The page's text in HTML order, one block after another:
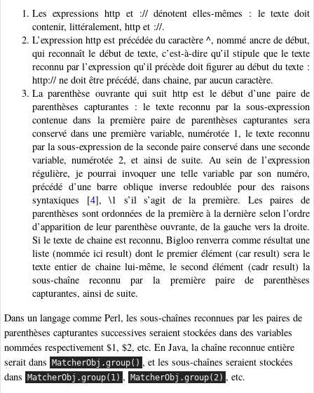
Les expressions http et :// dénotent elles-mêmes : le texte doit
contenir, littéralement, http et ://.
L’expression http est précédée du caractère ^, nommé ancre de début,
qui reconnaît le début de texte, c’est-à-dire qu’il stipule que le texte
reconnu par l’expression qu’il précède doit figurer au début du texte :
http:// ne doit être précédé, dans chaine, par aucun caractère.
La parenthèse ouvrante qui suit http est le début d’une paire de
parenthèses capturantes : le texte reconnu par la sous-expression
contenue dans la première paire de parenthèses capturantes sera
conservé dans une première variable, numérotée 1, le texte reconnu
par la sous-expression de la seconde paire conservé dans une seconde
variable, numérotée 2, et ainsi de suite. Au sein de l’expression
régulière, je pourrai invoquer une telle variable par son numéro,
précédé d’une barre oblique inverse redoublée pour des raisons
syntaxiques [4], \1 s’il s’agit de la première. Les paires de
parenthèses sont ordonnées de la première à la dernière selon l’ordre
d’apparition de leur parenthèse ouvrante, de la gauche vers la droite.
Si le texte de chaine est reconnu, Bigloo renverra comme résultat une
liste (nommée ici result) dont le premier élément (car result) sera le
texte entier de chaine lui-même, le second élément (cadr result) la
sous-chaîne reconnu par la première paire de parenthèses
capturantes, ainsi de suite.
Dans un langage comme Perl, les sous-chaînes reconnues par les paires de
parenthèses capturantes successives seraient stockées dans des variables
nommées respectivement $1, $2, etc. En Java, la chaîne reconnue entière
serait dans MatcherObj.group() , et les sous-chaînes seraient stockées
dans MatcherObj.group(1) , MatcherObj.group(2) , etc.